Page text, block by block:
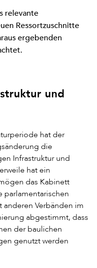
relevante
Ressortzuschnitte
ergebenden
und
hat der
die
Infrastruktur und
hat ein
das Kabinett
parlamentarischen
anderen Verbänden im
abgestimmt, dass
der baulichen
genutzt werden